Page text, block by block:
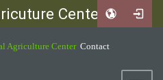
Center, NCHU
Agriculture Center Contact